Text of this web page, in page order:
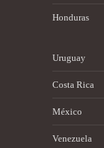
Honduras
Uruguay
Costa Rica
México
Venezuela